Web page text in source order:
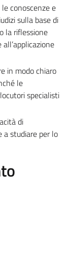
conoscenze e
sulla base di
la riflessione
in modo chiaro
le
specialisti
di
studiare per lo